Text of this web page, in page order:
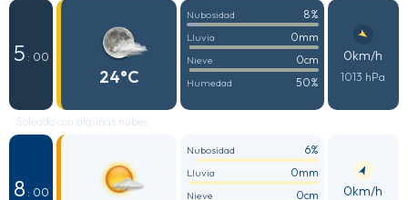
5 : 00
24°C
Nubosidad 8%
Lluvia 0mm
Nieve 0cm
Humedad 50%
0km/h
1013 hPa
Soleado con algunas nubes
8 : 00
Nubosidad 6%
Lluvia 0mm
Nieve 0cm 0km/h